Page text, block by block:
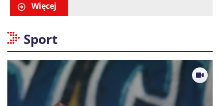
Więcej
Sport